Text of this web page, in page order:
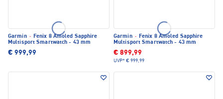
Garmin · Fenix 8 Amoled Sapphire
Multisport Smartwatch - 43 mm
€ 999,99
Garmin · Fenix 8 Amoled Sapphire
Multisport Smartwatch - 43 mm
€ 899,99
UVP* € 999,99